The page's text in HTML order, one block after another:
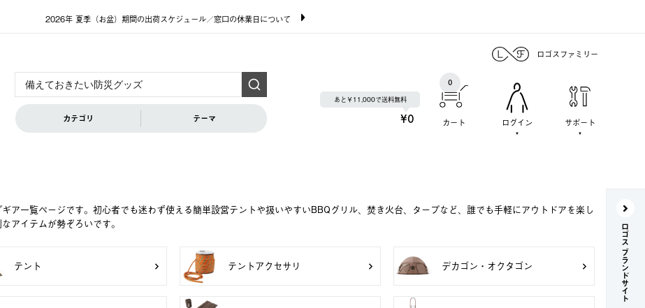
2026年 夏季（お盆）期間の出荷スケジュール／窓口の休業日について
ロゴスファミリー
カテゴリ テーマ
あと￥11,000で送料無料
¥0 カート
0
ログイン サポート
ギア一覧ページです。初心者でも迷わず使える簡単設営テントや扱いやすいBBQグリル、焚き火台、タープなど、誰でも手軽にアウトドアを楽し
アイテムが勢ぞろいです。
テント テントアクセサリ デカゴン・オクタゴン ロゴス ブランドサイト